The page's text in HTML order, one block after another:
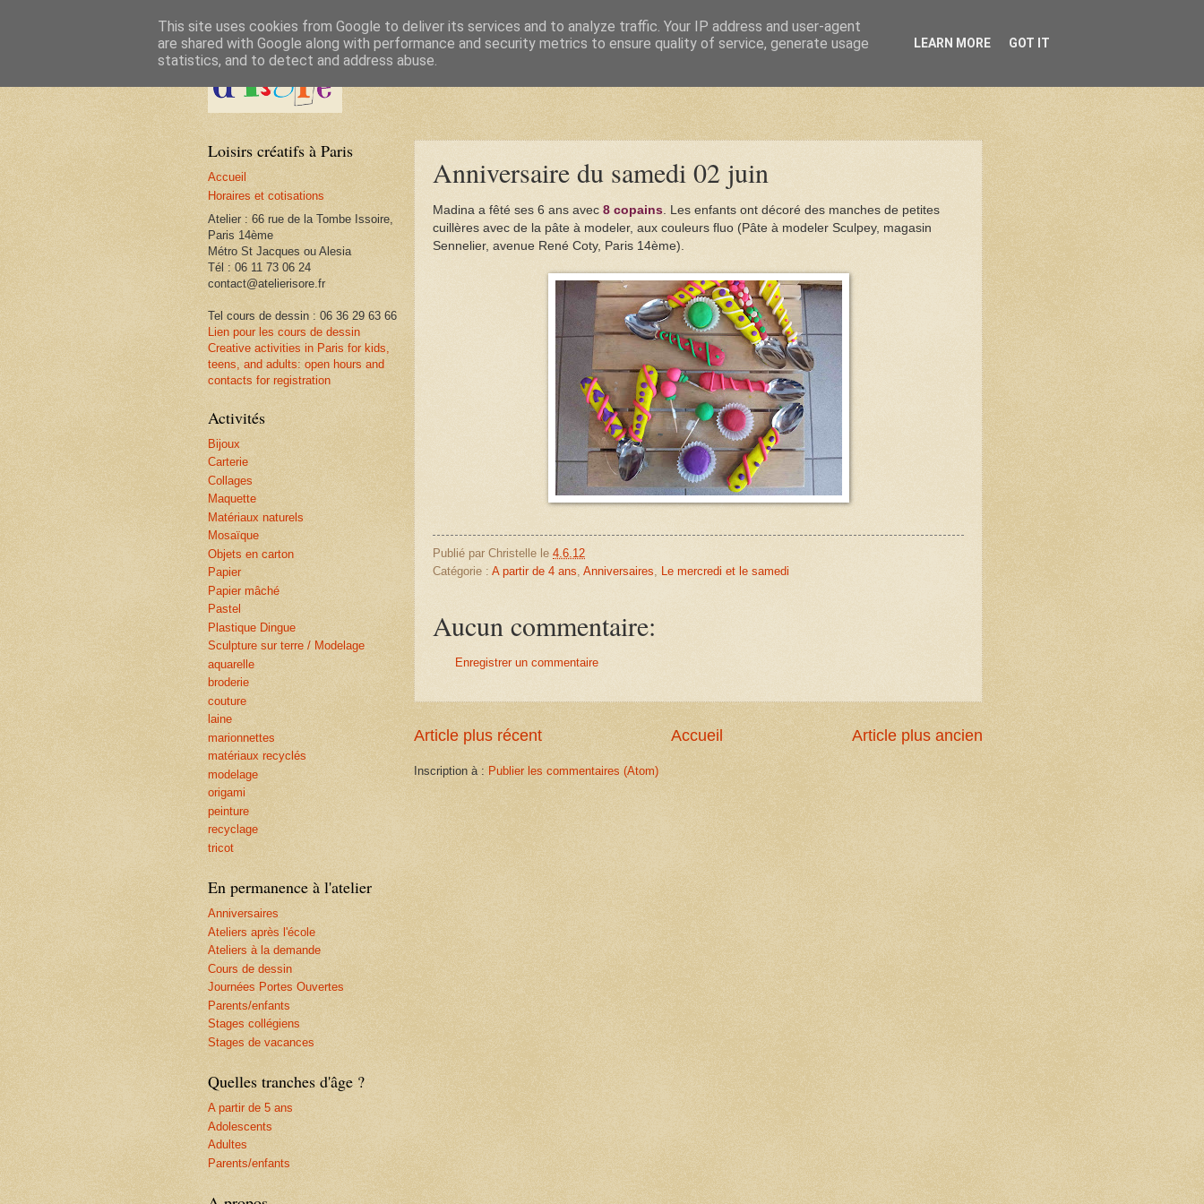
Anniversaire du samedi 02 juin
Madina a fêté ses 6 ans avec 8 copains . Les enfants ont décoré des manches de petites
cuillères avec de la pâte à modeler, aux couleurs fluo (Pâte à modeler Sculpey, magasin
Sennelier, avenue René Coty, Paris 14ème).
Publié par Christelle le 4.6.12
Catégorie : A partir de 4 ans Anniversaires Le mercredi et le samedi
Aucun commentaire:
Enregistrer un commentaire
Article plus récent Article plus ancien
Accueil
Inscription à : Publier les commentaires (Atom)
Loisirs créatifs à Paris
Accueil
Horaires et cotisations
Atelier : 66 rue de la Tombe Issoire,
Paris 14ème
Métro St Jacques ou Alesia
Tél : 06 11 73 06 24
contact@atelierisore.fr
Tel cours de dessin : 06 36 29 63 66
Lien pour les cours de dessin
Creative activities in Paris for kids,
teens, and adults: open hours and
contacts for registration
Activités
Bijoux
Carterie
Collages
Maquette
Matériaux naturels
Mosaïque
Objets en carton
Papier
Papier mâché
Pastel
Plastique Dingue
Sculpture sur terre / Modelage
aquarelle
broderie
couture
laine
marionnettes
matériaux recyclés
modelage
origami
peinture
recyclage
tricot
En permanence à l'atelier
Anniversaires
Ateliers après l'école
Ateliers à la demande
Cours de dessin
Journées Portes Ouvertes
Parents/enfants
Stages collégiens
Stages de vacances
Quelles tranches d'âge ?
A partir de 5 ans
Adolescents
Adultes
Parents/enfants
This site uses cookies from Google to deliver its services and to analyze traffic. Your IP address and user-agent
are shared with Google along with performance and security metrics to ensure quality of service, generate usage
statistics, and to detect and address abuse.
LEARN MORE GOT IT